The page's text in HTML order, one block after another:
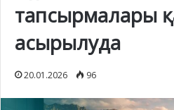
тапсырмалары
асырылуда
20.01.2026 96